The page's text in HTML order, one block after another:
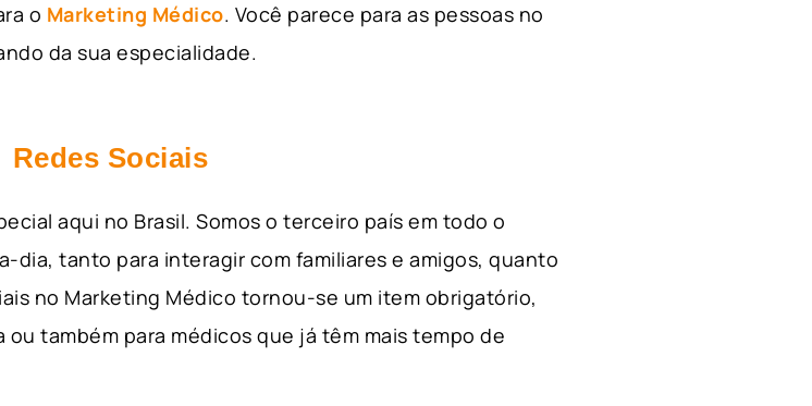
o Marketing Médico. Você parece para as pessoas no
da sua especialidade.
Redes Sociais
aqui no Brasil. Somos o terceiro país em todo o
dia, tanto para interagir com familiares e amigos, quanto
no Marketing Médico tornou-se um item obrigatório,
também para médicos que já têm mais tempo de